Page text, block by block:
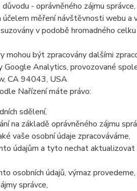
- oprávněného zájmu
účelem měření návštěvnosti webu
v podobě hromadného
mohou být zpracovány dalšími
Analytics, provozované
CA 94043, USA
Nařízení máte právo:
sdělení,
na základě oprávněného zájmu
vaše osobní údaje zpracováváme,
údajům a tyto nechat
osobních údajů, výmaz
správce,